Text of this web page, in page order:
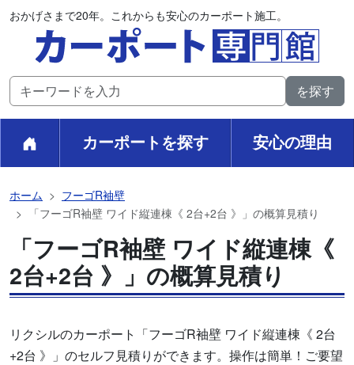
おかげさまで20年。これからも安心のカーポート施工。
カーポートを探す 安心の理由
ホーム
フーゴR袖壁
「フーゴR袖壁 ワイド縦連棟《 2台+2台 》」の概算見積り
「フーゴR袖壁 ワイド縦連棟《
2台+2台 》」の概算見積り
リクシルのカーポート「フーゴR袖壁 ワイド縦連棟《 2台
+2台 》」のセルフ見積りができます。操作は簡単！ご要望